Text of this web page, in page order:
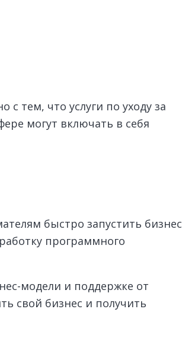
тем, что услуги по уходу за
могут включать в себя
быстро запустить бизнес
программного
модели и поддержке от
свой бизнес и получить